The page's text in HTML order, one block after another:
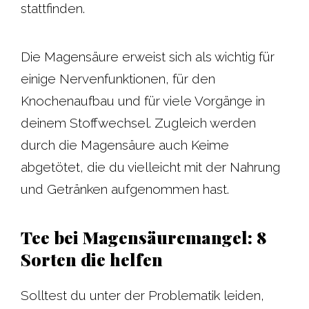
stattfinden.
Die Magensäure erweist sich als wichtig für
einige Nervenfunktionen, für den
Knochenaufbau und für viele Vorgänge in
deinem Stoffwechsel. Zugleich werden
durch die Magensäure auch Keime
abgetötet, die du vielleicht mit der Nahrung
und Getränken aufgenommen hast.
Tee bei Magensäuremangel: 8
Sorten die helfen
Solltest du unter der Problematik leiden,